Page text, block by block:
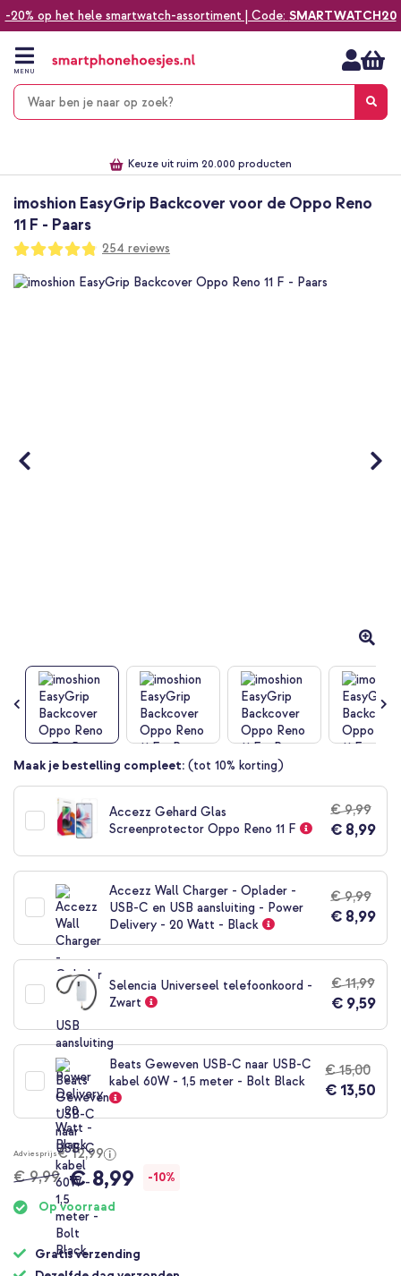
-20% op het hele smartwatch-assortiment | Code: SMARTWATCH20
naar
inhoud
MENU
Keuze uit ruim 20.000 producten
imoshion EasyGrip Backcover voor de Oppo Reno
11 F - Paars
Waardering:
96
100
254 reviews
Ga
Ga
begin
van
de
Maak je bestelling compleet: (tot 10% korting)
Accezz Gehard Glas
Screenprotector Oppo Reno 11 F
€ 9,99
€ 8,99
Accezz Wall Charger - Oplader -
USB-C en USB aansluiting - Power
Delivery - 20 Watt - Black
€ 9,99
€ 8,99
Selencia Universeel telefoonkoord -
Zwart
€ 11,99
€ 9,59
Beats Geweven USB-C naar USB-C
kabel 60W - 1,5 meter - Bolt Black
€ 15,00
€ 13,50
Adviesprijs€ 12,99
€ 9,99 € 8,99
-10%
Op voorraad
Gratis verzending